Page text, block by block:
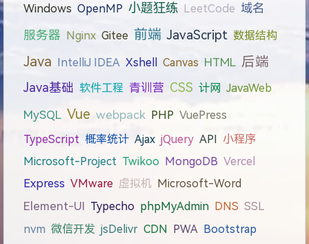
Windows OpenMP 小题狂练 LeetCode 域名
服务器 Nginx Gitee 前端 JavaScript 数据结构
Java IntelliJ IDEA Xshell Canvas HTML 后端
Java基础 软件工程 青训营 CSS 计网 JavaWeb
MySQL Vue webpack PHP VuePress
TypeScript 概率统计 Ajax jQuery API 小程序
Microsoft-Project Twikoo MongoDB Vercel
Express VMware 虚拟机 Microsoft-Word
Element-UI Typecho phpMyAdmin DNS SSL
nvm 微信开发 jsDelivr CDN PWA Bootstrap